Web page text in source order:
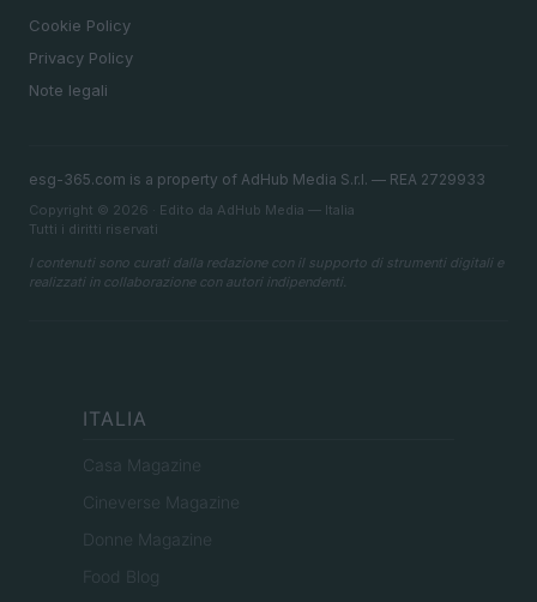
Cookie Policy
Privacy Policy
Note legali
esg-365.com is a property of AdHub Media S.r.l. — REA 2729933
Copyright © 2026 · Edito da AdHub Media — Italia
Tutti i diritti riservati
I contenuti sono curati dalla redazione con il supporto di strumenti digitali e
realizzati in collaborazione con autori indipendenti.
ITALIA
Casa Magazine
Cineverse Magazine
Donne Magazine
Food Blog